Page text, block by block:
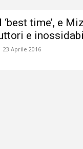
‘best time’, e
e
23 Aprile 2016